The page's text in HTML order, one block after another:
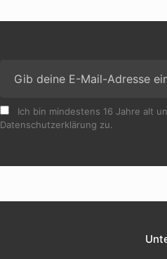
Ich bin mindestens 16 Jahre alt
Datenschutzerklärung zu.